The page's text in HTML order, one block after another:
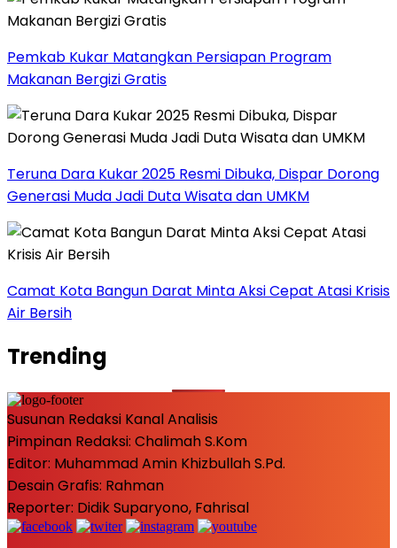
Pemkab Kukar Matangkan Persiapan Program
Makanan Bergizi Gratis
Teruna Dara Kukar 2025 Resmi Dibuka, Dispar Dorong
Generasi Muda Jadi Duta Wisata dan UMKM
Camat Kota Bangun Darat Minta Aksi Cepat Atasi Krisis
Air Bersih
Trending
Susunan Redaksi Kanal Analisis
Pimpinan Redaksi: Chalimah S.Kom
Editor: Muhammad Amin Khizbullah S.Pd.
Desain Grafis: Rahman
Reporter: Didik Suparyono, Fahrisal